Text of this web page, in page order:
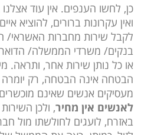
כן, לחשו הענפים. אין עוד אצלנו
ואין עקרונות ברורים, להוציא
לקבל שירות מחברות האשראי/
בנקים/ משרדי הממשלה/
או כל נותן שירות אחר, ותראה.
הבטחה אינה הבטחה, רק יומרה
מעסיקים אנשים שאינם
לאנשים אין מחיר, ולכן
באזרח, לועגים לחולשתו מול